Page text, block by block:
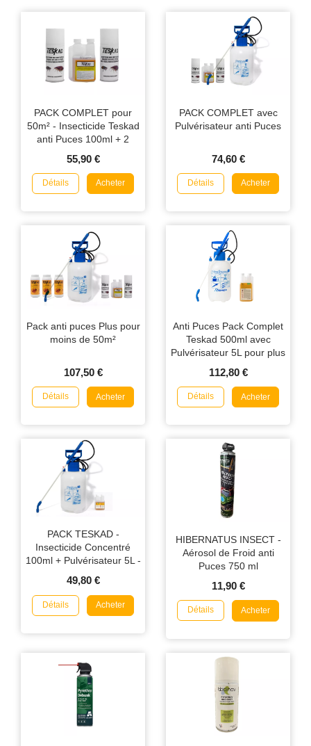
PACK COMPLET pour
50m² - Insecticide Teskad
anti Puces 100ml + 2
Croissance
55,90 €
Détails Acheter
PACK COMPLET avec
Pulvérisateur anti Puces
74,60 €
Détails Acheter
Pack anti puces Plus pour
moins de 50m²
107,50 €
Détails Acheter
Anti Puces Pack Complet
Teskad 500ml avec
Pulvérisateur 5L pour plus
112,80 €
Détails Acheter
PACK TESKAD -
Insecticide Concentré
100ml + Pulvérisateur 5L -
Traitement Punaises de Lit
& Puces
49,80 €
Détails Acheter
HIBERNATUS INSECT -
Aérosol de Froid anti
Puces 750 ml
11,90 €
Détails Acheter